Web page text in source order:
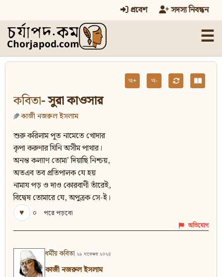
প্রবেশ সদস্য নিবন্ধন
☰
অ+ অ-
কবিতা- সুরা কাওসার
কাজী নজরুল ইসলাম
শুরু করিলাম পূত নামেতে খোদার
কৃপা করুণার যিনি অসীম পাথার।
অনন্ত কল্যাণ তোমা’ দিয়াছি নিশ্চয়,
অতএব তব প্রতিপালক যে হয়
নামায পড় ও দাও কোরবাণী তাঁরেই,
বিদ্বেষ তোমারে যে, অপুত্রক সে-ই।
♥
০ পরে পড়বো
অভিযোগ
ধর্মীয় কবিতা ২৯ নভেম্বর ২০২৪
কাজী নজরুল ইসলাম